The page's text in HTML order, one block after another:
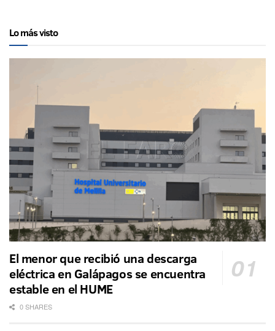
Lo más visto
El menor que recibió una descarga
eléctrica en Galápagos se encuentra
estable en el HUME
0 SHARES